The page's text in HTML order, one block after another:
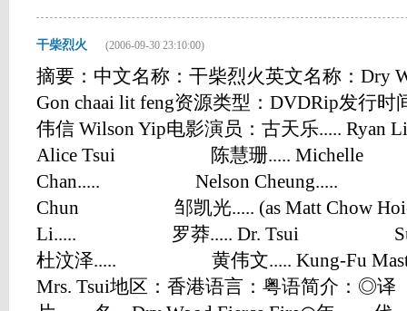
干柴烈火 (2006-09-30 23:10:00)
摘要：中文名称：干柴烈火英文名称：Dry
Gon chaai lit feng资源类型：DVDRip发行时
伟信 Wilson Yip电影演员：古天乐.....
Alice Tsui 陈慧珊.....
Chan..... Nelson Cheung.....
Chun 邹凯光..... (as Matt
Li..... 罗莽..... Dr. Tsui
杜汶泽..... 黄伟文..... Kung-Fu
Mrs. Tsui地区：香港语言：粤语简介